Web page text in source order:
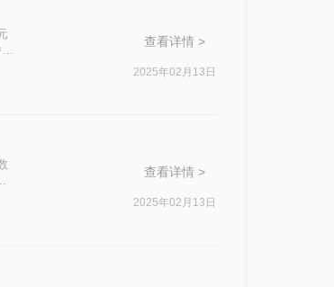
查看详情 >
2025年02月13日
查看详情 >
2025年02月13日